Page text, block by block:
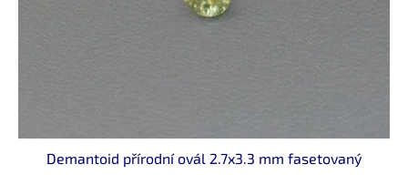
Demantoid přírodní ovál 2.7x3.3 mm fasetovaný